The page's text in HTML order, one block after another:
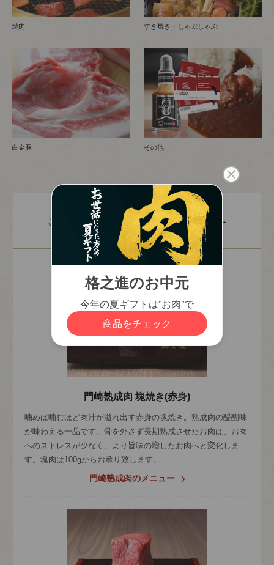
焼肉 すき焼き・しゃぶしゃぶ
白金豚 その他
門崎熟成肉 塊焼き(赤身)
噛めば噛むほど肉汁が溢れ出す赤身の塊焼き。熟成肉の醍醐味
が味わえる一品です。骨を外さず長期熟成させたお肉は、お肉
へのストレスが少なく、より旨味の増したお肉へと変化しま
す。塊肉は100gからお承り致します。
門崎熟成肉のメニュー